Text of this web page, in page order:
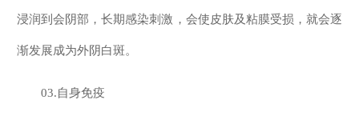
浸润到会阴部，长期感染刺激，会使皮肤及粘膜受损，就会逐
渐发展成为外阴白斑。
03.自身免疫